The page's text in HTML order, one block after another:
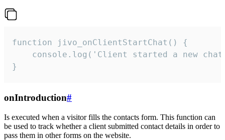
function jivo_onClientStartChat() {
console.log('Client started a new
}
onIntroduction#
Is executed when a visitor fills the contacts form. This function can
be used to track whether a client submitted contact details in order to
pass them in other forms on the website.